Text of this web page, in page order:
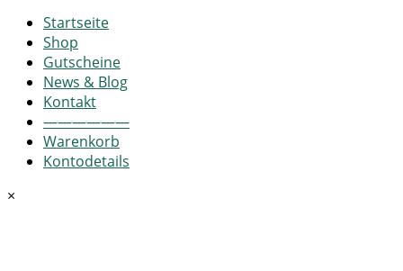
Startseite
Shop
Gutscheine
News & Blog
Kontakt
——————
Warenkorb
Kontodetails
×